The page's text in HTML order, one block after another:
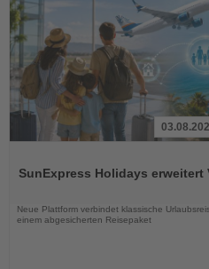
die
SunExpress Holidays erweitert
Neue Plattform verbindet klassische
einem abgesicherten Reisepaket